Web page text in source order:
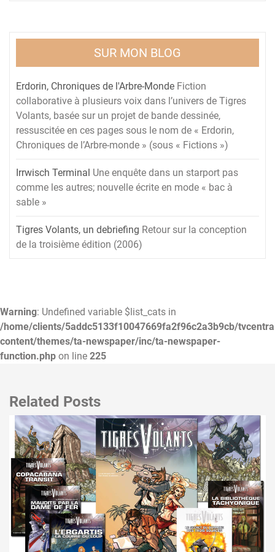
SUR MON BLOG
Erdorin, Chroniques de l'Arbre-Monde Fiction
collaborative à plusieurs voix dans l’univers de Tigres
Volants, basée sur un projet de bande dessinée,
ressuscitée en ces pages sous le nom de « Erdorin,
Chroniques de l’Arbre-monde » (sous « Fictions »)
Irrwisch Terminal Une enquête dans un starport pas
comme les autres; nouvelle écrite en mode « bac à
sable »
Tigres Volants, un debriefing Retour sur la conception
de la troisième édition (2006)
Warning: Undefined variable $list_cats in
/home/clients/5addc5133f10047669fa2f96c2a3b9cb/
content/themes/ta-newspaper/inc/ta-newspaper-
function.php on line 225
Related Posts